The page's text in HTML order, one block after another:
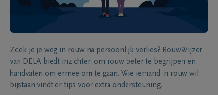
Zoek je je weg in rouw na persoonlijk verlies? RouwWijzer
van DELA biedt inzichten om rouw beter te begrijpen en
handvaten om ermee om te gaan. Wie iemand in rouw wil
bijstaan vindt er tips voor extra ondersteuning.